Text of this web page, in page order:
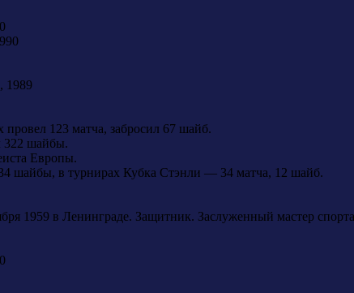
1989
123 матча, забросил 67 шайб.
322 шайбы.
Европы.
шайбы, в турнирах Кубка Стэнли — 34 матча, 12 шайб.
1959 в Ленинграде. Защитник. Заслуженный мастер